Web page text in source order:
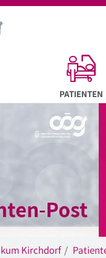
PATIENTEN
Kirchdorf